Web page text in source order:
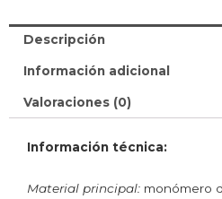
Descripción
Información adicional
Valoraciones (0)
Información técnica:
Material principal: monómero